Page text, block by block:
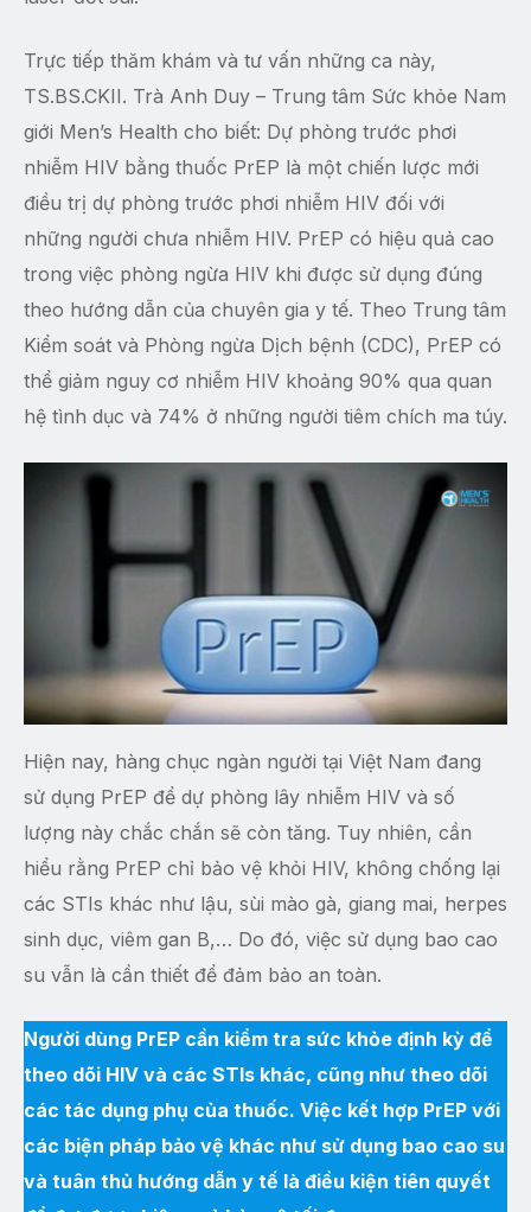
Trực tiếp thăm khám và tư vấn những ca này,
TS.BS.CKII. Trà Anh Duy – Trung tâm Sức khỏe Nam
giới Men’s Health cho biết: Dự phòng trước phơi
nhiễm HIV bằng thuốc PrEP là một chiến lược mới
điều trị dự phòng trước phơi nhiễm HIV đối với
những người chưa nhiễm HIV. PrEP có hiệu quả cao
trong việc phòng ngừa HIV khi được sử dụng đúng
theo hướng dẫn của chuyên gia y tế. Theo Trung tâm
Kiểm soát và Phòng ngừa Dịch bệnh (CDC), PrEP có
thể giảm nguy cơ nhiễm HIV khoảng 90% qua quan
hệ tình dục và 74% ở những người tiêm chích ma túy.
Hiện nay, hàng chục ngàn người tại Việt Nam đang
sử dụng PrEP để dự phòng lây nhiễm HIV và số
lượng này chắc chắn sẽ còn tăng. Tuy nhiên, cần
hiểu rằng PrEP chỉ bảo vệ khỏi HIV, không chống lại
các STIs khác như lậu, sùi mào gà, giang mai, herpes
sinh dục, viêm gan B,… Do đó, việc sử dụng bao cao
su vẫn là cần thiết để đảm bảo an toàn.
Người dùng PrEP cần kiểm tra sức khỏe định kỳ để
theo dõi HIV và các STIs khác, cũng như theo dõi
các tác dụng phụ của thuốc. Việc kết hợp PrEP với
các biện pháp bảo vệ khác như sử dụng bao cao su
và tuân thủ hướng dẫn y tế là điều kiện tiên quyết